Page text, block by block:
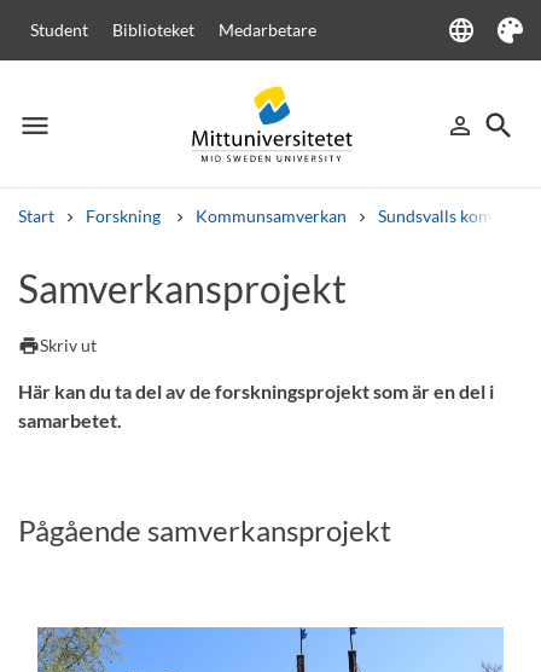
Student Biblioteket Medarbetare language
Language
Tema
menu
Meny person_outline
Logga in
search
Sök
Start Forskning Kommunsamverkan Sundsvalls kommun
Andra söktjänster
Kurser och program
Samverkansprojekt
printSkriv ut
Här kan du ta del av de forskningsprojekt som är en del i
samarbetet.
Pågående samverkansprojekt